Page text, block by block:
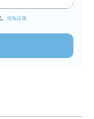
。隐私政策